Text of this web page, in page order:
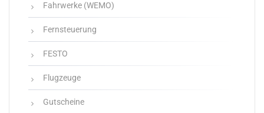
Fahrwerke (WEMO)
Fernsteuerung
FESTO
Flugzeuge
Gutscheine